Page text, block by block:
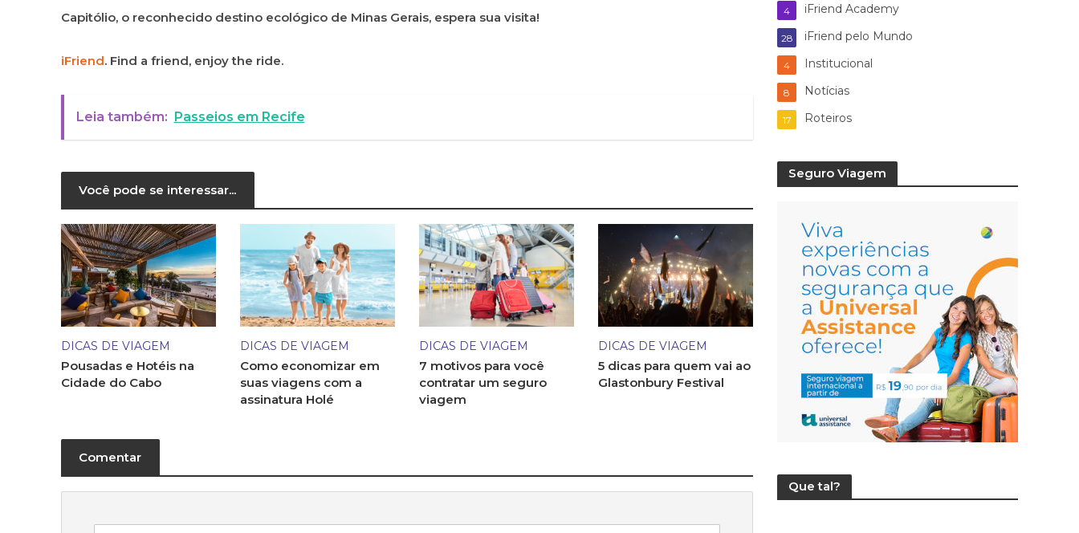
Capitólio, o reconhecido destino ecológico de Minas Gerais, espera sua visita!
iFriend. Find a friend, enjoy the ride.
Leia também: Passeios em Recife
Você pode se interessar...
DICAS DE VIAGEM
Pousadas e Hotéis na
Cidade do Cabo
DICAS DE VIAGEM
Como economizar em
suas viagens com a
assinatura Holé
DICAS DE VIAGEM
7 motivos para você
contratar um seguro
viagem
DICAS DE VIAGEM
5 dicas para quem vai ao
Glastonbury Festival
Comentar
iFriend Academy
4
iFriend pelo Mundo
28
Institucional
4
Notícias
8
Roteiros
17
Seguro Viagem
Que tal?